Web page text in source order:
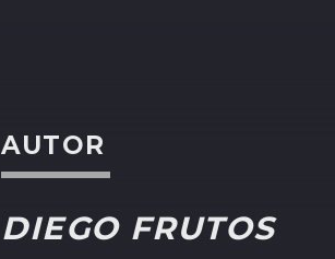
AUTOR
DIEGO FRUTOS